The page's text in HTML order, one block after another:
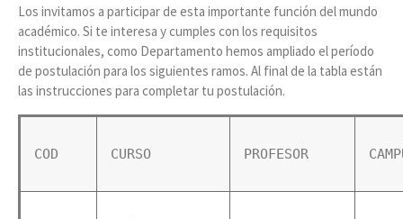
Los invitamos a participar de esta importante función del mundo
académico. Si te interesa y cumples con los requisitos
institucionales, como Departamento hemos ampliado el período
de postulación para los siguientes ramos. Al final de la tabla están
las instrucciones para completar tu postulación.
COD CURSO PROFESOR